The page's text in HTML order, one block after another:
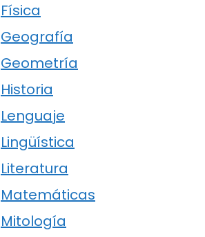
Física
Geografía
Geometría
Historia
Lenguaje
Lingüística
Literatura
Matemáticas
Mitología